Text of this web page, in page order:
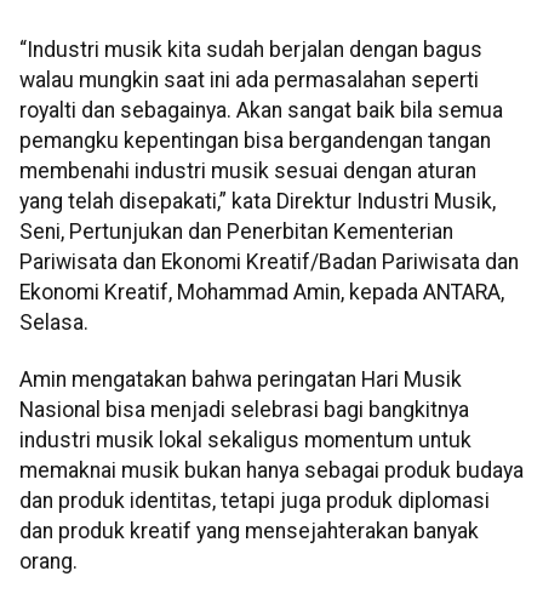
“Industri musik kita sudah berjalan dengan bagus
walau mungkin saat ini ada permasalahan seperti
royalti dan sebagainya. Akan sangat baik bila semua
pemangku kepentingan bisa bergandengan tangan
membenahi industri musik sesuai dengan aturan
yang telah disepakati,” kata Direktur Industri Musik,
Seni, Pertunjukan dan Penerbitan Kementerian
Pariwisata dan Ekonomi Kreatif/Badan Pariwisata dan
Ekonomi Kreatif, Mohammad Amin, kepada ANTARA,
Selasa.
Amin mengatakan bahwa peringatan Hari Musik
Nasional bisa menjadi selebrasi bagi bangkitnya
industri musik lokal sekaligus momentum untuk
memaknai musik bukan hanya sebagai produk budaya
dan produk identitas, tetapi juga produk diplomasi
dan produk kreatif yang mensejahterakan banyak
orang.